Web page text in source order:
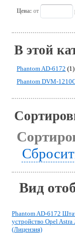
Цена: от
В этой
Phantom AD-6172 (1)
Phantom DVM-
Вид
Phantom AD-6172
устройство Opel
(Лицензия)